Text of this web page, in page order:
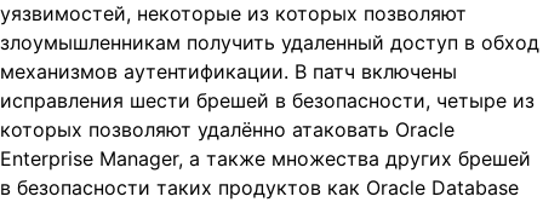
уязвимостей, некоторые из которых позволяют
злоумышленникам получить удаленный доступ в обход
механизмов аутентификации. В патч включены
исправления шести брешей в безопасности, четыре из
которых позволяют удалённо атаковать Oracle
Enterprise Manager, а также множества других брешей
в безопасности таких продуктов как Oracle Database